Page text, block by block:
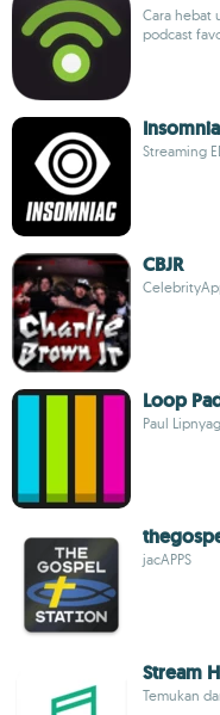
Cara hebat
podcast
Streaming
CBJR
Loop
Paul
jacAPPS
Stream
Temukan